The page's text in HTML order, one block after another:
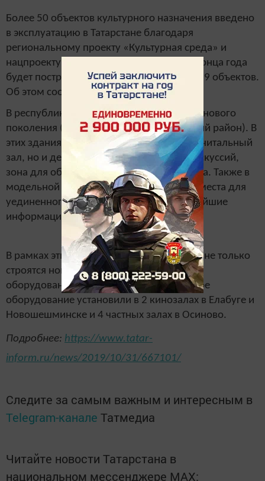
Более 50 объектов культурного назначения введено
в эксплуатацию в Татарстане благодаря
региональному проекту «Культурная среда» и
нацпроекту «Культура» в 2019 году. До конца года
будет построено и отремонтировано еще 9 объектов.
Об этом сообщает ИА «Татар-информ».
В республике появились две библиотеки нового
поколения (Зеленодольский и Кукморский район). В
этих зданиях есть не только абонемент и читальный
зал, но и детская зона, площадка для дискуссий,
зона для обмена книгами — буккроссинга. Также в
модельной библиотеке предусмотрены места для
уединенного чтения и применяются новейшие
информационные технологии.
В рамках этих двух проектов в Татарстане не только
строятся новые здания, но и оснащаются
оборудованием существующие. Так, новое
оборудование установили в 2 кинозалах в Елабуге и
Новошешминске и 4 частных залах в Осиново.
Подробнее: https://www.tatar-
inform.ru/news/2019/10/31/667101/
Следите за самым важным и интересным в
Telegram-канале Татмедиа
Читайте новости Татарстана в
национальном мессенджере MАХ: